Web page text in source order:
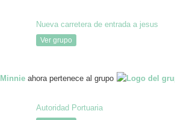
Nueva carretera de entrada a jesus
Ver grupo
Minnie ahora pertenece al grupo
Autoridad Portuaria